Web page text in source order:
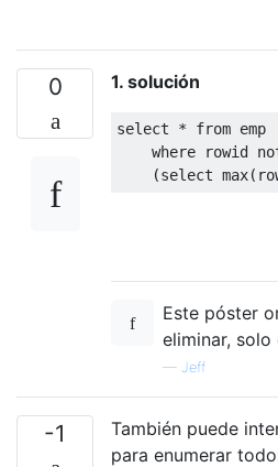
0 1. solución
select * from emp
where rowid
(select max(
Este póster
eliminar,
— Jeff
-1
También puede
para enumerar